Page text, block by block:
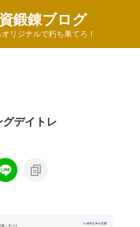
鍛錬ブログ
リジナルで朽ち果てろ！
デイトレ